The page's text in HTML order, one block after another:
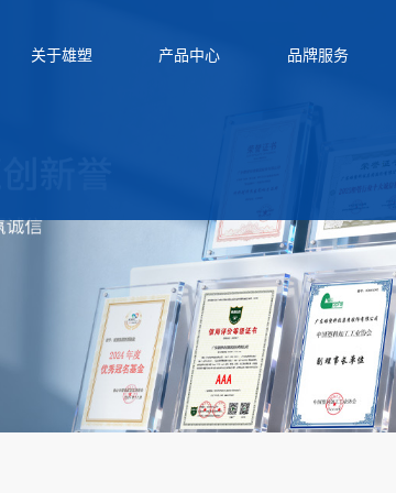
关于雄塑 产品中心 品牌服务